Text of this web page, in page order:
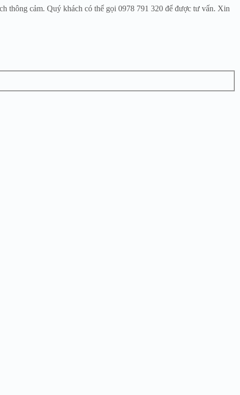
thông cảm. Quý khách có thể gọi 0978 791 320 để được tư vấn. Xin